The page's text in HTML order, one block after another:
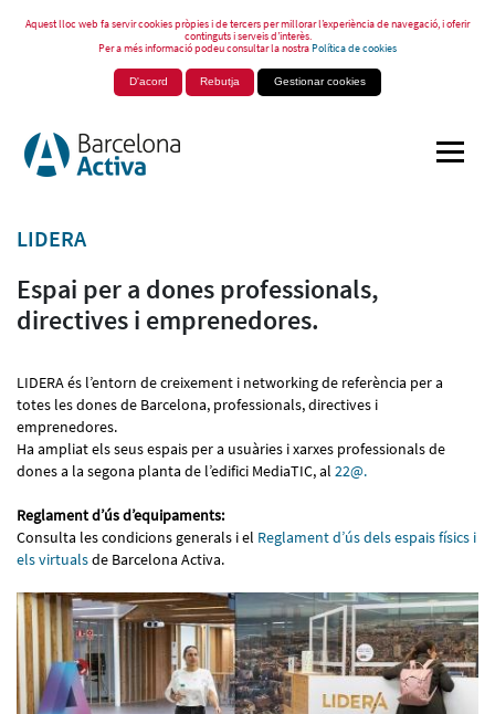
Aquest lloc web fa servir cookies pròpies i de tercers per millorar l’experiència de navegació, i oferir
continguts i serveis d’interès.
Per a més informació podeu consultar la nostraPolítica de cookies
D'acord Rebutja Gestionar cookies
LIDERA
Espai per a dones professionals,
directives i emprenedores.
LIDERA és l’entorn de creixement i networking de referència per a
totes les dones de Barcelona, professionals, directives i
emprenedores.
Ha ampliat els seus espais per a usuàries i xarxes professionals de
dones a la segona planta de l’edifici MediaTIC, al 22@.
Reglament d’ús d’equipaments:
Consulta les condicions generals i el Reglament d’ús dels espais físics i
els virtualsde Barcelona Activa.